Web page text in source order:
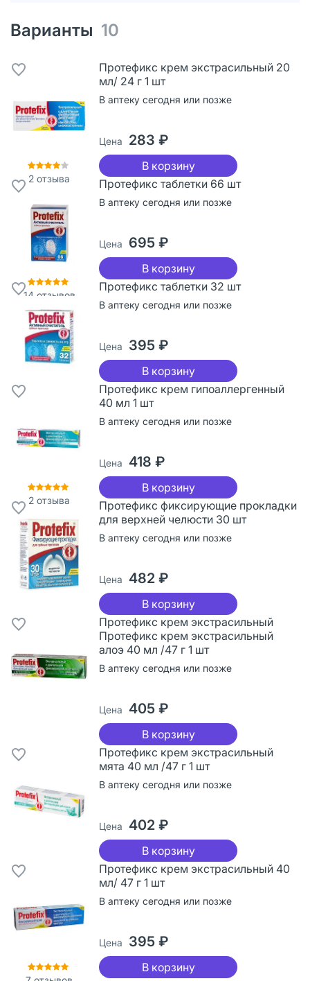
Варианты 10
2 отзыва
Протефикс крем экстрасильный 20
мл/ 24 г 1 шт
В аптеку сегодня или позже
Цена 283 ₽
В корзину
14 отзывов
Протефикс таблетки 66 шт
В аптеку сегодня или позже
Цена 695 ₽
В корзину
Протефикс таблетки 32 шт
В аптеку сегодня или позже
Цена 395 ₽
В корзину
2 отзыва
Протефикс крем гипоаллергенный
40 мл 1 шт
В аптеку сегодня или позже
Цена 418 ₽
В корзину
Протефикс фиксирующие прокладки
для верхней челюсти 30 шт
В аптеку сегодня или позже
Цена 482 ₽
В корзину
Протефикс крем экстрасильный
Протефикс крем экстрасильный
алоэ 40 мл /47 г 1 шт
В аптеку сегодня или позже
Цена 405 ₽
В корзину
Протефикс крем экстрасильный
мята 40 мл /47 г 1 шт
В аптеку сегодня или позже
Цена 402 ₽
В корзину
Протефикс крем экстрасильный 40
мл/ 47 г 1 шт
В аптеку сегодня или позже
Цена 395 ₽
В корзину